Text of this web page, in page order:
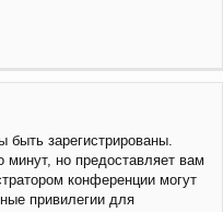
зарегистрированы.
минут, но предоставляет вам
конференции могут
привилегии для